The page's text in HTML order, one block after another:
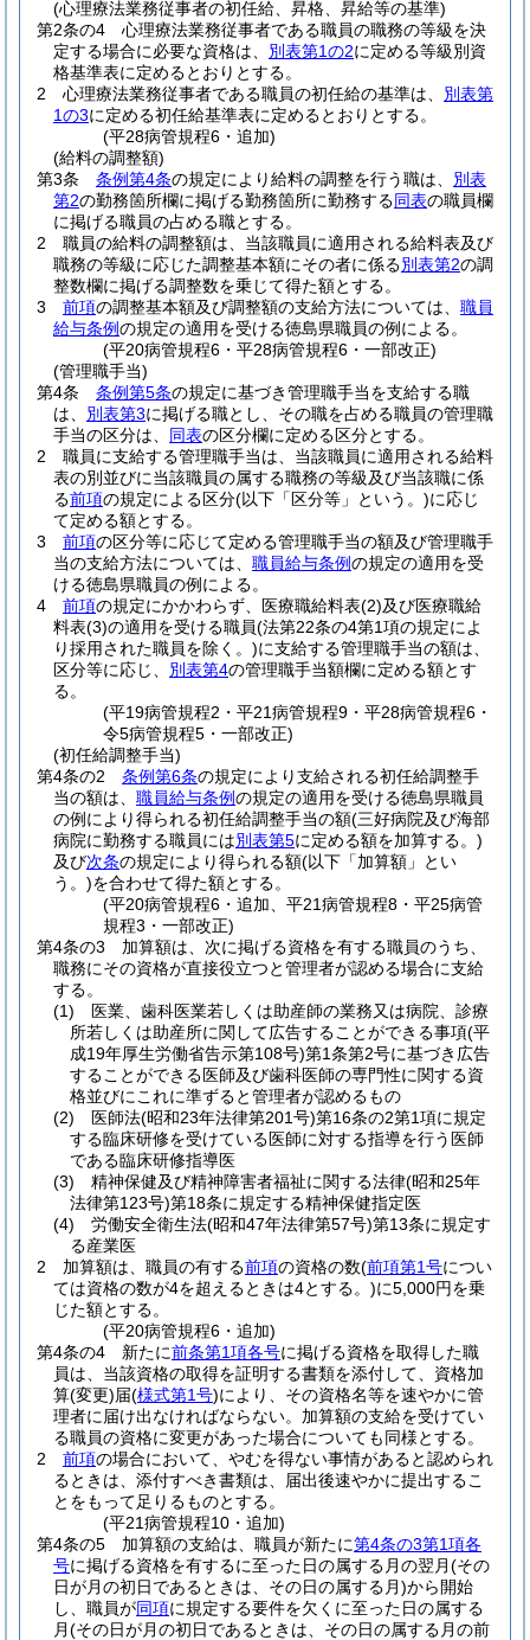
(心理療法業務従事者の初任給、昇格、昇給等の基準)
第2条の4
心理療法業務従事者である職員の職務の等級を決
定する場合に必要な資格は、 別表第1の2に定める等級別資
格基準表に定めるとおりとする。
2
心理療法業務従事者である職員の初任給の基準は、 別表第
1の3に定める初任給基準表に定めるとおりとする。
(平28病管規程6・追加)
(給料の調整額)
第3条
条例第4条の規定により給料の調整を行う職は、 別表
第2の勤務箇所欄に掲げる勤務箇所に勤務する同表の職員欄
に掲げる職員の占める職とする。
2
職員の給料の調整額は、当該職員に適用される給料表及び
職務の等級に応じた調整基本額にその者に係る別表第2の調
整数欄に掲げる調整数を乗じて得た額とする。
3
前項の調整基本額及び調整額の支給方法については、 職員
給与条例の規定の適用を受ける徳島県職員の例による。
(平20病管規程6・平28病管規程6・一部改正)
(管理職手当)
第4条
条例第5条の規定に基づき管理職手当を支給する職
は、 別表第3に掲げる職とし、その職を占める職員の管理職
手当の区分は、 同表の区分欄に定める区分とする。
2
職員に支給する管理職手当は、当該職員に適用される給料
表の別並びに当該職員の属する職務の等級及び当該職に係
る前項の規定による区分(以下「区分等」という。)に応じ
て定める額とする。
3
前項の区分等に応じて定める管理職手当の額及び管理職手
当の支給方法については、 職員給与条例の規定の適用を受
ける徳島県職員の例による。
4
前項の規定にかかわらず、医療職給料表(2)及び医療職給
料表(3)の適用を受ける職員(法第22条の4第1項の規定によ
り採用された職員を除く。)に支給する管理職手当の額は、
区分等に応じ、 別表第4の管理職手当額欄に定める額とす
る。
(平19病管規程2・平21病管規程9・平28病管規程6・
令5病管規程5・一部改正)
(初任給調整手当)
第4条の2
条例第6条の規定により支給される初任給調整手
当の額は、 職員給与条例の規定の適用を受ける徳島県職員
の例により得られる初任給調整手当の額(三好病院及び海部
病院に勤務する職員には別表第5に定める額を加算する。)
及び次条の規定により得られる額(以下「加算額」とい
う。)を合わせて得た額とする。
(平20病管規程6・追加、平21病管規程8・平25病管
規程3・一部改正)
第4条の3
加算額は、次に掲げる資格を有する職員のうち、
職務にその資格が直接役立つと管理者が認める場合に支給
する。
(1)
医業、歯科医業若しくは助産師の業務又は病院、診療
所若しくは助産所に関して広告することができる事項(平
成19年厚生労働省告示第108号)第1条第2号に基づき広告
することができる医師及び歯科医師の専門性に関する資
格並びにこれに準ずると管理者が認めるもの
(2)
医師法(昭和23年法律第201号)第16条の2第1項に規定
する臨床研修を受けている医師に対する指導を行う医師
である臨床研修指導医
(3)
精神保健及び精神障害者福祉に関する法律(昭和25年
法律第123号)第18条に規定する精神保健指定医
(4)
労働安全衛生法(昭和47年法律第57号)第13条に規定す
る産業医
2
加算額は、職員の有する前項の資格の数(前項第1号につい
ては資格の数が4を超えるときは4とする。)に5,000円を乗
じた額とする。
(平20病管規程6・追加)
第4条の4
新たに前条第1項各号に掲げる資格を取得した職
員は、当該資格の取得を証明する書類を添付して、資格加
算(変更)届(様式第1号)により、その資格名等を速やかに管
理者に届け出なければならない。 加算額の支給を受けてい
る職員の資格に変更があった場合についても同様とする。
2
前項の場合において、やむを得ない事情があると認められ
るときは、添付すべき書類は、届出後速やかに提出するこ
とをもって足りるものとする。
(平21病管規程10・追加)
第4条の5
加算額の支給は、職員が新たに第4条の3第1項各
号に掲げる資格を有するに至った日の属する月の翌月(その
日が月の初日であるときは、その日の属する月)から開始
し、職員が同項に規定する要件を欠くに至った日の属する
月(その日が月の初日であるときは、その日の属する月の前